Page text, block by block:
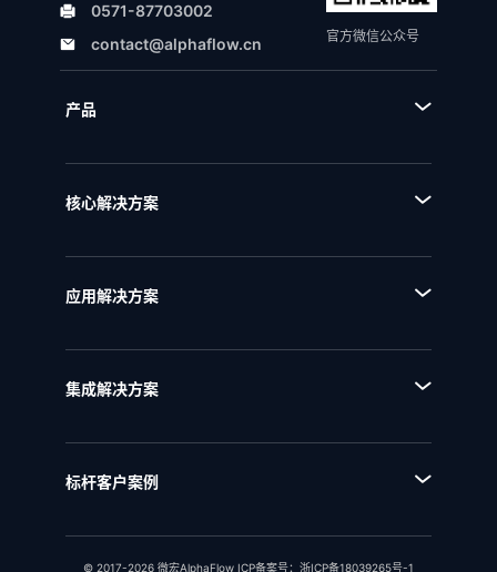
0571-87703002
contact@alphaflow.cn
官方微信公众号
产品
■ BPI流程挖掘分析平台
■ BPE流程引擎
核心解决方案
■ 流程资产管理
■ 流程运行和自动化
应用解决方案
■ IPD研发项目管理
■ RSM法规标准管理
集成解决方案
■ 金蝶流程集成
标杆客户案例
© 2017-2026 微宏AlphaFlow ICP备案号： 浙ICP备18039265号-1